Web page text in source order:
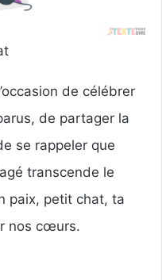
de célébrer
de partager la
se rappeler que
transcende le
paix, petit chat, ta
nos cœurs.